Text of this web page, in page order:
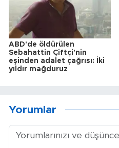
ABD'de öldürülen
Sebahattin Çiftçi'nin
eşinden adalet çağrısı: İki
yıldır mağduruz
Yorumlar